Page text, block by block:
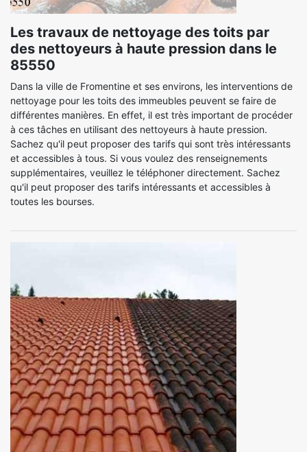
Les travaux de nettoyage des toits par
des nettoyeurs à haute pression dans le
85550
Dans la ville de Fromentine et ses environs, les interventions de
nettoyage pour les toits des immeubles peuvent se faire de
différentes manières. En effet, il est très important de procéder
à ces tâches en utilisant des nettoyeurs à haute pression.
Sachez qu'il peut proposer des tarifs qui sont très intéressants
et accessibles à tous. Si vous voulez des renseignements
supplémentaires, veuillez le téléphoner directement. Sachez
qu'il peut proposer des tarifs intéressants et accessibles à
toutes les bourses.